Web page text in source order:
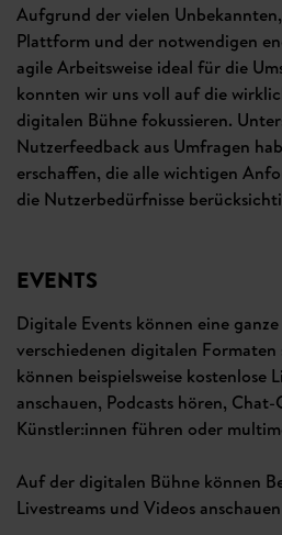
Aufgrund der vielen
Plattform und der notwendigen
agile Arbeitsweise ideal für die
konnten wir uns voll auf die
digitalen Bühne fokussieren.
Nutzerfeedback aus Umfragen
erschaffen, die alle wichtigen
die Nutzerbedürfnisse
EVENTS
Digitale Events können eine
verschiedenen digitalen Formaten
können beispielsweise kostenlose
anschauen, Podcasts hören,
Künstler:innen führen oder
Auf der digitalen Bühne können
Livestreams und Videos